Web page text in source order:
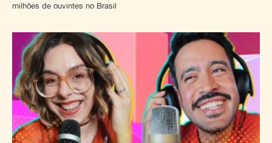
milhões de ouvintes no Brasil